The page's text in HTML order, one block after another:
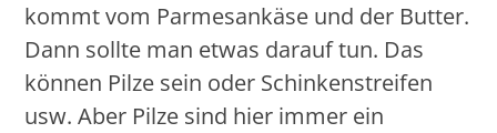
kommt vom Parmesankäse und der Butter.
Dann sollte man etwas darauf tun. Das
können Pilze sein oder Schinkenstreifen
usw. Aber Pilze sind hier immer ein